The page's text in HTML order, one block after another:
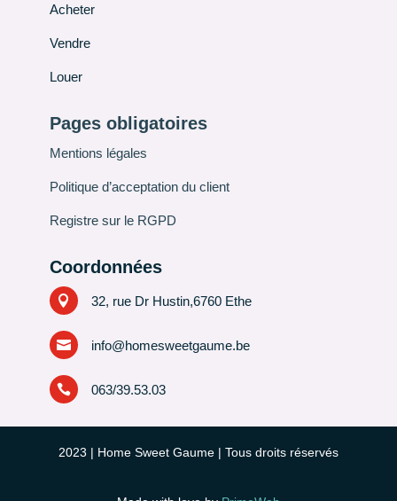
Acheter
Vendre
Louer
Pages obligatoires
Mentions légales
Politique d’acceptation du client
Registre sur le RGPD
Coordonnées
 32, rue Dr Hustin,6760 Ethe
 info@homesweetgaume.be
 063/39.53.03
2023 | Home Sweet Gaume | Tous droits réservés